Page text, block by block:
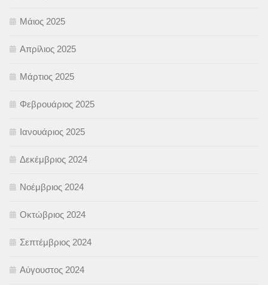
Μάιος 2025
Απρίλιος 2025
Μάρτιος 2025
Φεβρουάριος 2025
Ιανουάριος 2025
Δεκέμβριος 2024
Νοέμβριος 2024
Οκτώβριος 2024
Σεπτέμβριος 2024
Αύγουστος 2024